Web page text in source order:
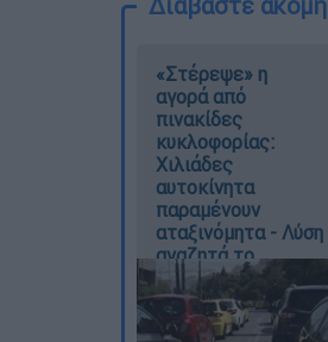
«Στέρεψε» η
αγορά από
πινακίδες
κυκλοφορίας:
Χιλιάδες
αυτοκίνητα
παραμένουν
αταξινόμητα - Λύση
αναζητά το
υπουργείο